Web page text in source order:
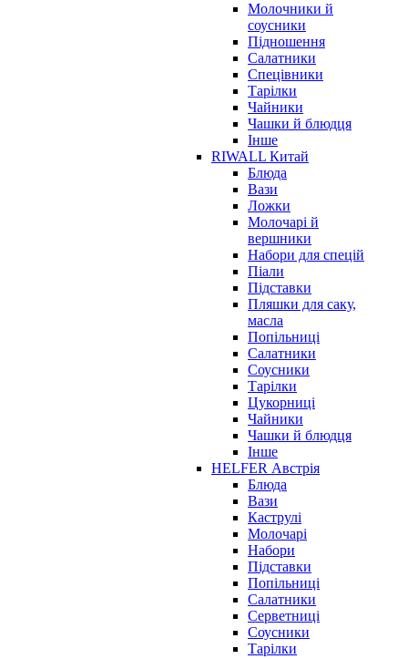
Молочники й
соусники
Підношення
Салатники
Спецівники
Тарілки
Чайники
Чашки й блюдця
Інше
RIWALL Китай
Блюда
Вази
Ложки
Молочарі й
вершники
Набори для спецій
Піали
Підставки
Пляшки для саку,
масла
Попільниці
Салатники
Соусники
Тарілки
Цукорниці
Чайники
Чашки й блюдця
Інше
HELFER Австрія
Блюда
Вази
Каструлі
Молочарі
Набори
Підставки
Попільниці
Салатники
Серветниці
Соусники
Тарілки